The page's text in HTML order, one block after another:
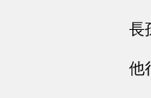
長
他